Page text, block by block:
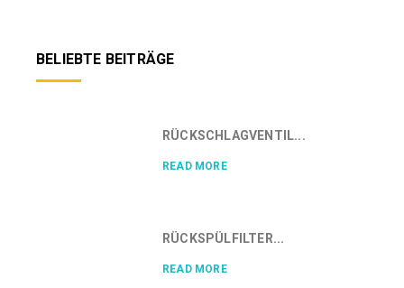
BELIEBTE BEITRÄGE
RÜCKSCHLAGVENTIL...
READ MORE
RÜCKSPÜLFILTER...
READ MORE